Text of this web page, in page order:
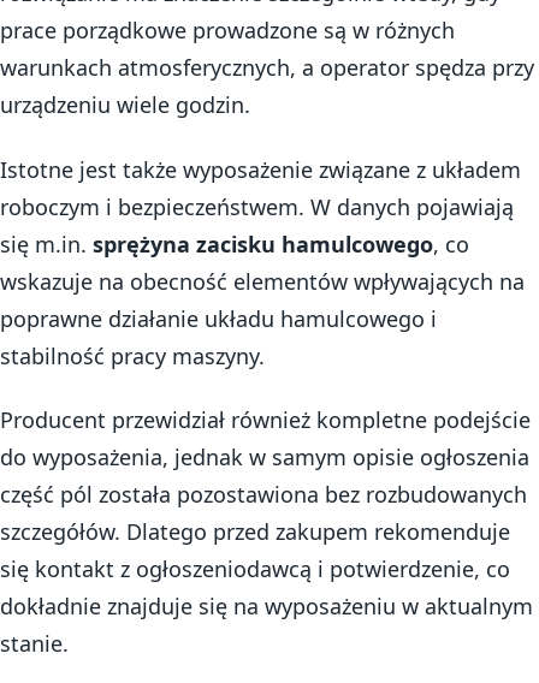
prace porządkowe prowadzone są w różnych
warunkach atmosferycznych, a operator spędza przy
urządzeniu wiele godzin.
Istotne jest także wyposażenie związane z układem
roboczym i bezpieczeństwem. W danych pojawiają
się m.in. sprężyna zacisku hamulcowego, co
wskazuje na obecność elementów wpływających na
poprawne działanie układu hamulcowego i
stabilność pracy maszyny.
Producent przewidział również kompletne podejście
do wyposażenia, jednak w samym opisie ogłoszenia
część pól została pozostawiona bez rozbudowanych
szczegółów. Dlatego przed zakupem rekomenduje
się kontakt z ogłoszeniodawcą i potwierdzenie, co
dokładnie znajduje się na wyposażeniu w aktualnym
stanie.